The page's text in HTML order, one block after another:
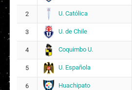
2 U. Católica
3 U. de Chile
4 Coquimbo U.
5 U. Española
6 Huachipato